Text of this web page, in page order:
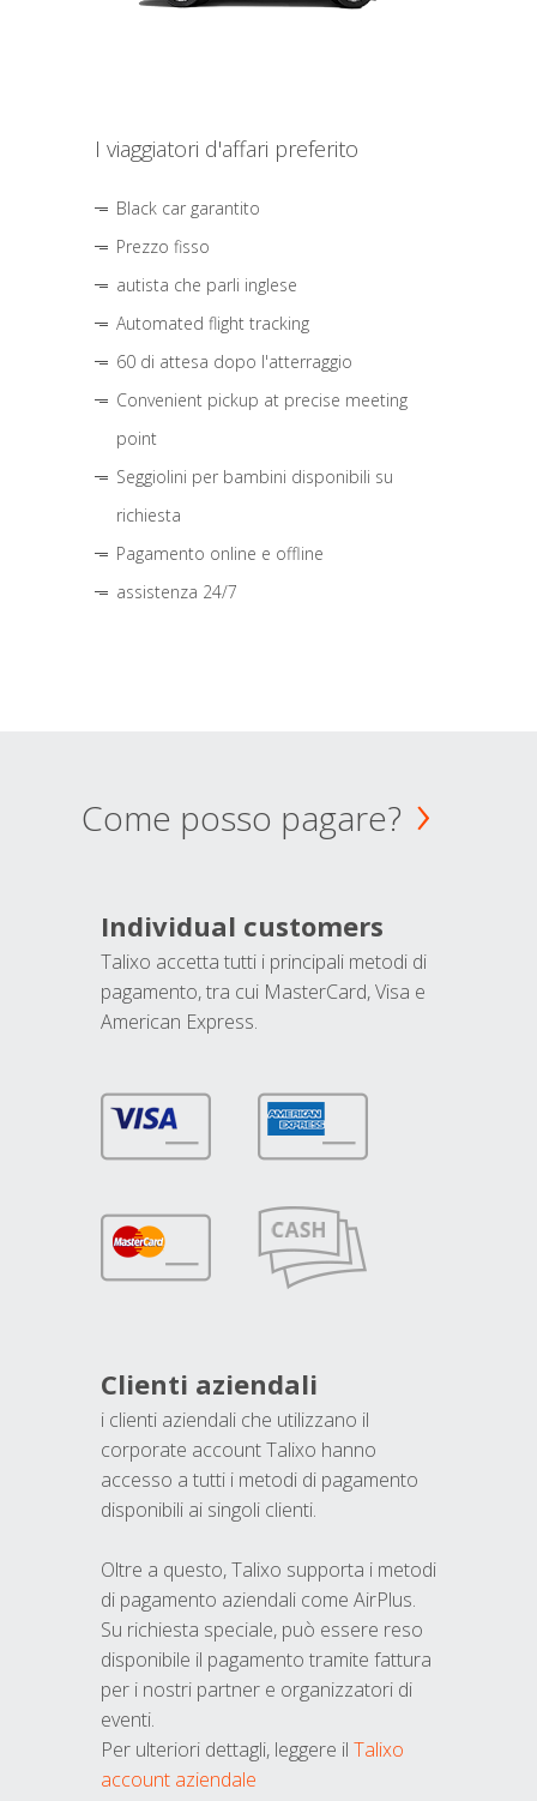
I viaggiatori d'affari preferito
Black car garantito
Prezzo fisso
autista che parli inglese
Automated flight tracking
60 di attesa dopo l'atterraggio
Convenient pickup at precise meeting
point
Seggiolini per bambini disponibili su
richiesta
Pagamento online e offline
assistenza 24/7
Come posso pagare?
Individual customers
Talixo accetta tutti i principali metodi di
pagamento, tra cui MasterCard, Visa e
American Express.
Clienti aziendali
i clienti aziendali che utilizzano il
corporate account Talixo hanno
accesso a tutti i metodi di pagamento
disponibili ai singoli clienti.
Oltre a questo, Talixo supporta i metodi
di pagamento aziendali come AirPlus.
Su richiesta speciale, può essere reso
disponibile il pagamento tramite fattura
per i nostri partner e organizzatori di
eventi.
Per ulteriori dettagli, leggere il Talixo
account aziendale